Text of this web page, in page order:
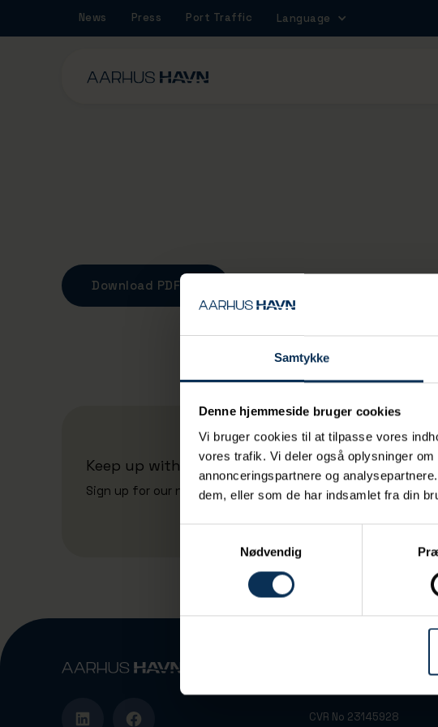
Samtykke
Denne hjemmeside bruger cookies
Vi bruger cookies til at tilpasse vores
vores trafik. Vi deler også oplysninger
annonceringspartnere og
dem, eller som de har indsamlet fra din
Nødvendig
News Press Port Traffic Language
Download PDF
Keep up with the port's news
Sign up for our newsletter
CVR No 23145928